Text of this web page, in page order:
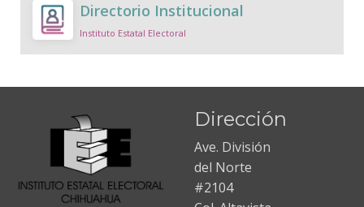
Directorio Institucional
Instituto Estatal Electoral
Dirección
Ave. División
del Norte
#2104